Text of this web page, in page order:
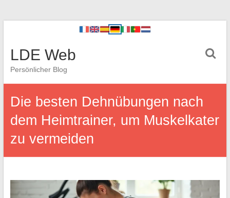
LDE Web
Persönlicher Blog
Die besten Dehnübungen nach
dem Heimtrainer, um Muskelkater
zu vermeiden